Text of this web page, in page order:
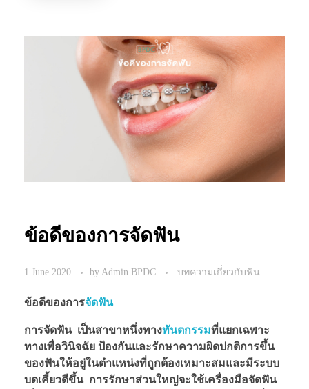
ข้อดีของการจัดฟัน
1 June 2020 by Admin BPDC บทความเกี่ยวกับฟัน
ข้อดีของการจัดฟัน
การจัดฟัน เป็นสาขาหนึ่งทางทันตกรรมที่แยกเฉพาะ
ทางเพื่อวินิจฉัย ป้องกันและรักษาความผิดปกติการขึ้น
ของฟันให้อยู่ในตำแหน่งที่ถูกต้องเหมาะสมและมีระบบ
บดเคี้ยวดีขึ้น การรักษาส่วนใหญ่จะใช้เครื่องมือจัดฟัน